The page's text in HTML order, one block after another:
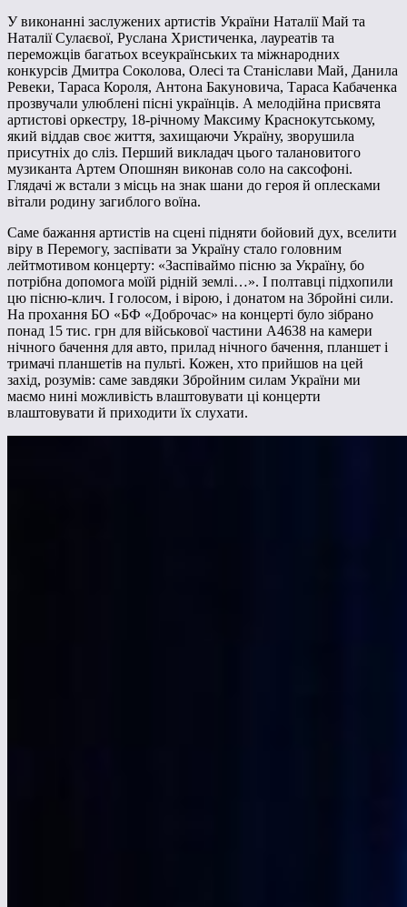
У виконанні заслужених артистів України Наталії Май та
Наталії Сулаєвої, Руслана Христиченка, лауреатів та
переможців багатьох всеукраїнських та міжнародних
конкурсів Дмитра Соколова, Олесі та Станіслави Май, Данила
Ревеки, Тараса Короля, Антона Бакуновича, Тараса Кабаченка
прозвучали улюблені пісні українців. А мелодійна присвята
артистові оркестру, 18-річному Максиму Краснокутському,
який віддав своє життя, захищаючи Україну, зворушила
присутніх до сліз. Перший викладач цього талановитого
музиканта Артем Опошнян виконав соло на саксофоні.
Глядачі ж встали з місць на знак шани до героя й оплесками
вітали родину загиблого воїна.
Саме бажання артистів на сцені підняти бойовий дух, вселити
віру в Перемогу, заспівати за Україну стало головним
лейтмотивом концерту: «Заспіваймо пісню за Україну, бо
потрібна допомога моїй рідній землі…». І полтавці підхопили
цю пісню-клич. І голосом, і вірою, і донатом на Збройні сили.
На прохання БО «БФ «Доброчас» на концерті було зібрано
понад 15 тис. грн для військової частини А4638 на камери
нічного бачення для авто, прилад нічного бачення, планшет і
тримачі планшетів на пульті. Кожен, хто прийшов на цей
захід, розумів: саме завдяки Збройним силам України ми
маємо нині можливість влаштовувати ці концерти
влаштовувати й приходити їх слухати.